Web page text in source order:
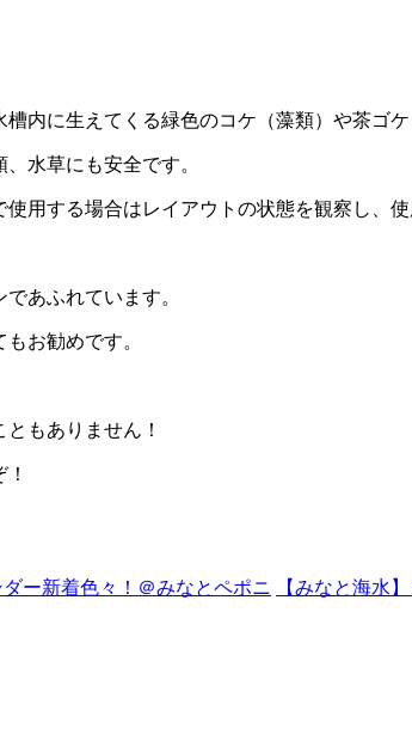
内に生えてくる緑色のコケ（藻類）や茶ゴ
水草にも安全です。
用する場合はレイアウトの状態を観察し、使
あふれています。
お勧めです。
もありません！
ー新着色々！＠みなとペポニ 【みなと海水